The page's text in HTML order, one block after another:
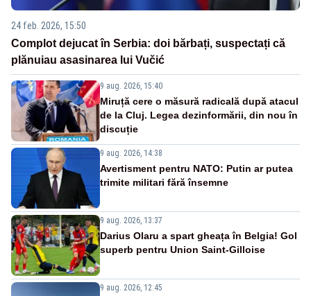
24 feb. 2026, 15:50
Complot dejucat în Serbia: doi bărbați, suspectați că
plănuiau asasinarea lui Vučić
9 aug. 2026, 15:40
Miruță cere o măsură radicală după atacul
de la Cluj. Legea dezinformării, din nou în
discuție
9 aug. 2026, 14:38
Avertisment pentru NATO: Putin ar putea
trimite militari fără însemne
9 aug. 2026, 13:37
Darius Olaru a spart gheața în Belgia! Gol
superb pentru Union Saint-Gilloise
9 aug. 2026, 12:45